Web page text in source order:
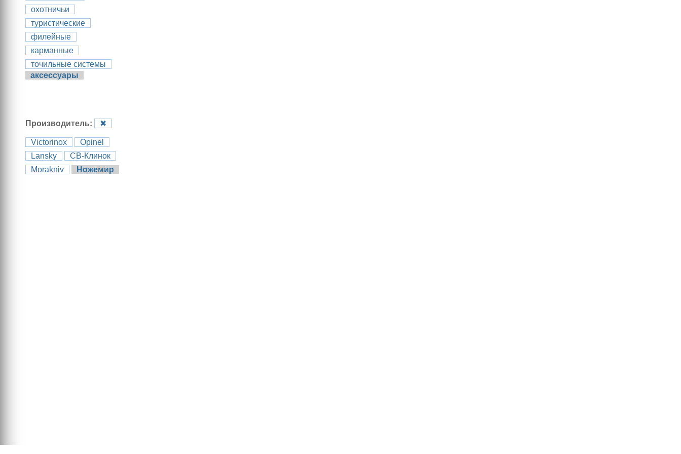
охотничьи
туристические
филейные
карманные
точильные системы
аксессуары
Производитель: ✖
Victorinox
Opinel
Lansky
СВ-Клинок
Morakniv
Ножемир